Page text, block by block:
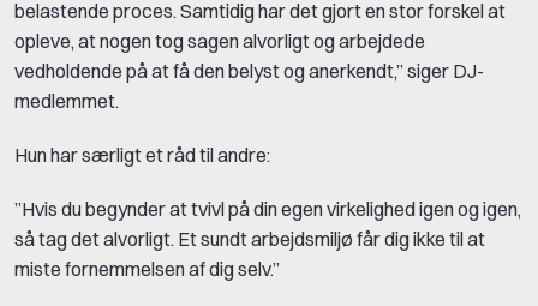
belastende proces. Samtidig har det gjort en stor forskel at
opleve, at nogen tog sagen alvorligt og arbejdede
vedholdende på at få den belyst og anerkendt,” siger DJ-
medlemmet.
Hun har særligt et råd til andre:
”Hvis du begynder at tvivl på din egen virkelighed igen og igen,
så tag det alvorligt. Et sundt arbejdsmiljø får dig ikke til at
miste fornemmelsen af dig selv.”